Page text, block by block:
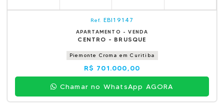
Ref. EBI19147
APARTAMENTO - VENDA
CENTRO - BRUSQUE
Piemonte Croma em Curitiba
R$ 701.000,00
Chamar no WhatsApp AGORA